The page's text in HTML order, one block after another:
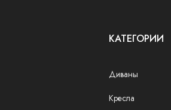
КАТЕГОРИИ
Диваны
Кресла